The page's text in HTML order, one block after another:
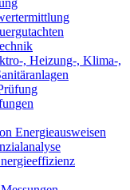
, Heizung-, Klima-,
Energieausweisen